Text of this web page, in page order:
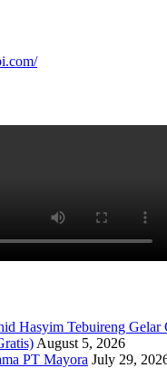
Hasyim Tebuireng
August 5, 2026
PT Mayora July 29,